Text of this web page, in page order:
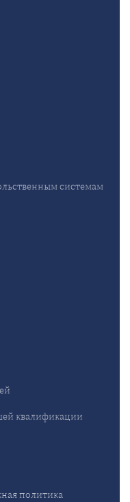
системам
квалификации
политика